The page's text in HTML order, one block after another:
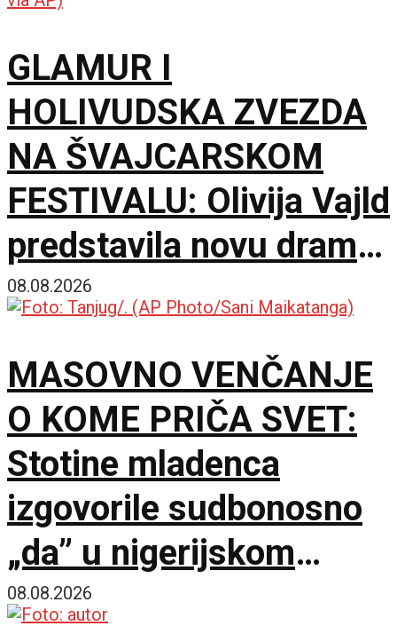
GLAMUR I
HOLIVUDSKA ZVEZDA
NA ŠVAJCARSKOM
FESTIVALU: Olivija Vajld
predstavila novu dramu
na 79. izdanju u
08.08.2026
MASOVNO VENČANJE
O KOME PRIČA SVET:
Stotine mladenca
izgovorile sudbonosno
„da” u nigerijskom
gradu Kano
08.08.2026